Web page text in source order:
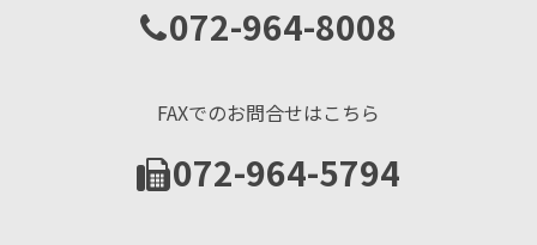
072-964-8008
FAXでのお問合せはこちら
072-964-5794